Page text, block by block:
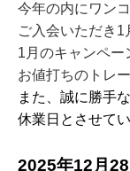
今年の内にワン
ご入会いただき
1月のキャンペ
お値打ちのトレ
また、誠に勝手
休業日とさせて
2025年12月